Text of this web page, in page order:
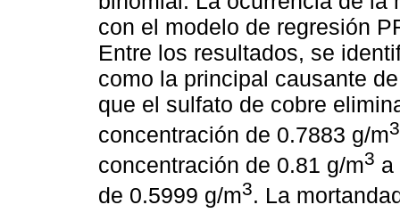
con el modelo de regresión
Entre los resultados, se
como la principal causante
que el sulfato de cobre
concentración de 0.7883 g/m3
concentración de 0.81 g/m3 a
de 0.5999 g/m3. La